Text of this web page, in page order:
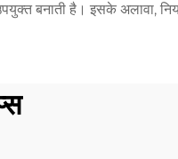
उपयुक्त बनाती है। इसके